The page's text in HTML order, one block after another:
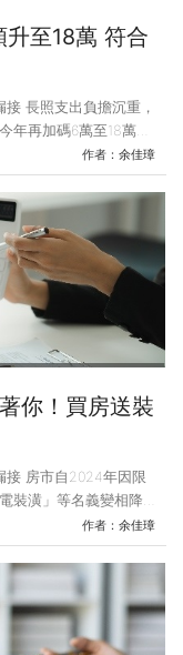
至18萬 符合
長照支出負擔沉重，
年再加碼6萬至18萬
制須留意？ 案例說
齡80多歲，因行動不
天要上班的家人安心，
籍看護。 人力仲介告
的「扣除額」可用，但
人都能扣除這18萬？」
作者： 余佳璋
你！買房送裝
接 房市自2024年因限
裝潢」等名義變相降
報，可能成為國稅局查
其實是替房價灌水？
因看到某建商推出「買
提出「AB合約」方
明較高的價款，供買方
付較低的B合約價金給
作者： 余佳璋